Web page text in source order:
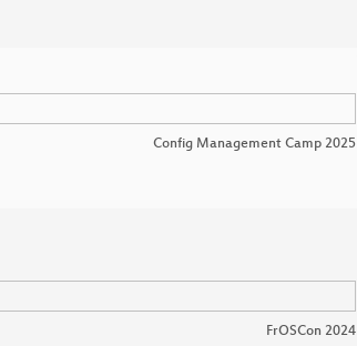
Config Management Camp 2025
FrOSCon 2024